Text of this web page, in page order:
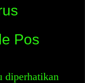
Pos
diperhatikan